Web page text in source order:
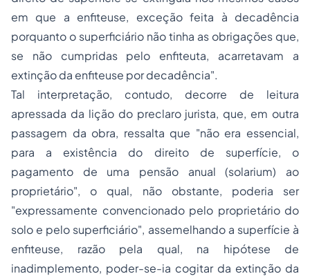
em que a enfiteuse, exceção feita à decadência
porquanto o superficiário não tinha as obrigações que,
se não cumpridas pelo enfiteuta, acarretavam a
extinção da enfiteuse por decadência".
Tal interpretação, contudo, decorre de leitura
apressada da lição do preclaro jurista, que, em outra
passagem da obra, ressalta que "não era essencial,
para a existência do direito de superfície, o
pagamento de uma pensão anual (solarium) ao
proprietário", o qual, não obstante, poderia ser
"expressamente convencionado pelo proprietário do
solo e pelo superficiário", assemelhando a superfície à
enfiteuse, razão pela qual, na hipótese de
inadimplemento, poder-se-ia cogitar da extinção da